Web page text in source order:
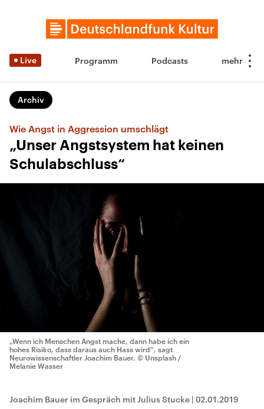
Live Programm Podcasts
Archiv
Wie Angst in Aggression umschlägt
„Unser Angstsystem hat keinen
Schulabschluss“
„Wenn ich Menschen Angst mache, dann habe ich ein
hohes Risiko, dass daraus auch Hass wird“, sagt
Neurowissenschaftler Joachim Bauer. © Unsplash /
Melanie Wasser
Joachim Bauer im Gespräch mit Julius Stucke | 02.01.2019